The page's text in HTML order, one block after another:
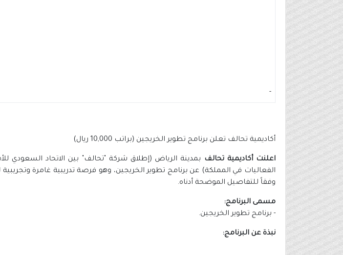
-
أكاديمية تحالف تعلن برنامج تطوير الخريجين (براتب 10,000 ريال)
اعلنت أكاديمية تحالف
بمدينة الرياض (إطلاق شركة "تحالف" بين الاتحاد السعودي
الفعاليات في المملكة) عن برنامج تطوير الخريجين، وهو فرصة تدريبية غامرة
وفقاً للتفاصيل الموضحة أدناه.
مسمى البرنامج:
- برنامج تطوير الخريجين.
نبذة عن البرنامج: